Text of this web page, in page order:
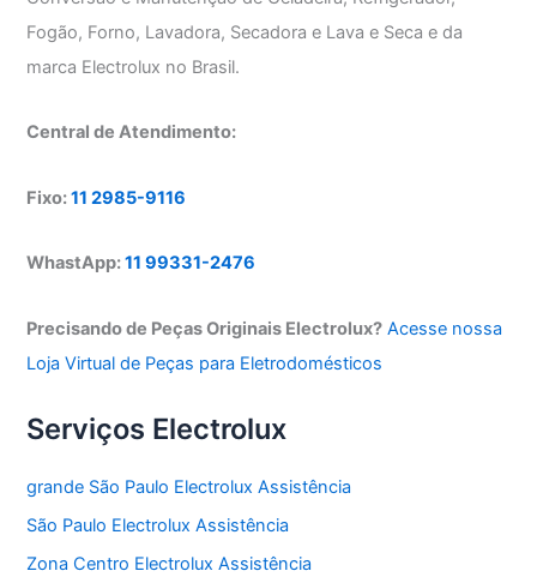
Fogão, Forno, Lavadora, Secadora e Lava e Seca e da
marca Electrolux no Brasil.
Central de Atendimento:
Fixo:11 2985-9116
WhastApp:11 99331-2476
Precisando de Peças Originais Electrolux? Acesse nossa
Loja Virtual de Peças para Eletrodomésticos
Serviços Electrolux
grande São Paulo Electrolux Assistência
São Paulo Electrolux Assistência
Zona Centro Electrolux Assistência